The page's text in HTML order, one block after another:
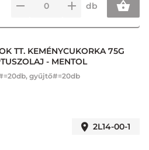
db
TT. KEMÉNYCUKORKA 75G
- MENTOL
gyűjtő#=20db
2L14-00-1